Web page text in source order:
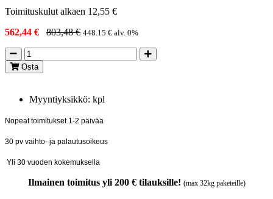
Toimituskulut alkaen 12,55 €
562,44 €
803,48 € 448.15 € alv. 0%
Osta
Myyntiyksikkö: kpl
Nopeat toimitukset 1-2 päivää
30 pv vaihto- ja palautusoikeus
Yli 30 vuoden kokemuksella
Ilmainen toimitus yli 200 € tilauksille! (max 32kg paketeille)